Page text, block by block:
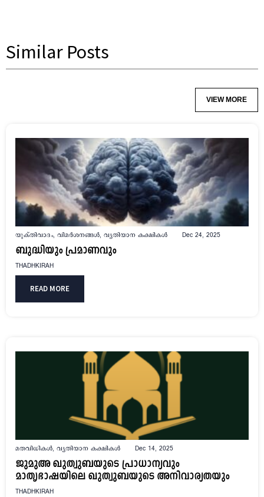
Similar Posts
VIEW MORE
യുക്തിവാദം, വിമർശനങ്ങൾ, വ്യതിയാന കക്ഷികൾ Dec 24, 2025
ബുദ്ധിയും പ്രമാണവും
THADHKIRAH
READ MORE
മതവിധികൾ, വ്യതിയാന കക്ഷികൾ Dec 14, 2025
ജുമുഅ ഖുത്വുബയുടെ പ്രാധാന്യവും
മാതൃഭാഷയിലെ ഖുത്വുബയുടെ അനിവാര്യതയും
THADHKIRAH